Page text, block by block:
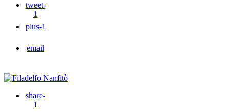
tweet-
1
plus-1
email
share-
1